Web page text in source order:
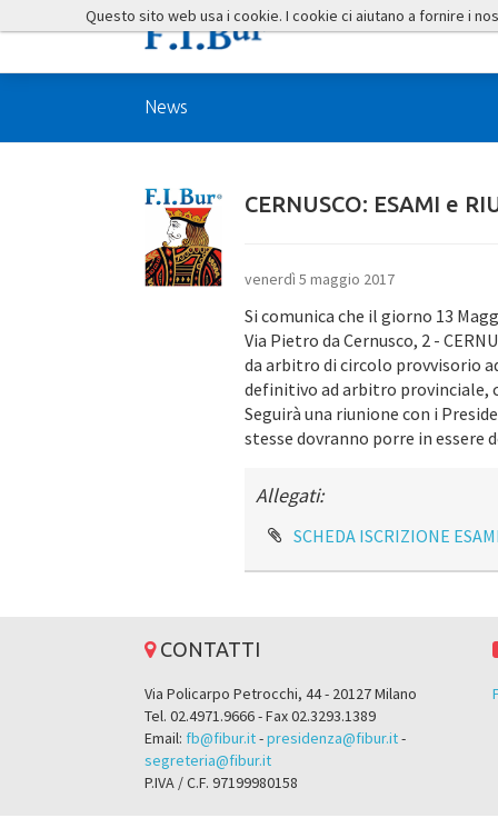
News
CERNUSCO: ESAMI e
venerdì 5 maggio 2017
Si comunica che il giorno 13
Via Pietro da Cernusco, 2 -
da arbitro di circolo provvisorio
definitivo ad arbitro provinciale,
Seguirà una riunione con i
stesse dovranno porre in
Allegati:
SCHEDA ISCRIZIONE
CONTATTI
Via Policarpo Petrocchi, 44 - 20127 Milano
Tel. 02.4971.9666 - Fax 02.3293.1389
Email: fb@fibur.it-presidenza@fibur.it-
segreteria@fibur.it
P.IVA / C.F. 97199980158
Questo sito web usa i cookie. I cookie ci aiutano a fornire i